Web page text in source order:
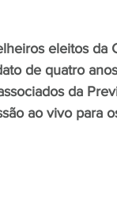
Deficiência (PCD)
eleitos da
de quatro
da
ao vivo para